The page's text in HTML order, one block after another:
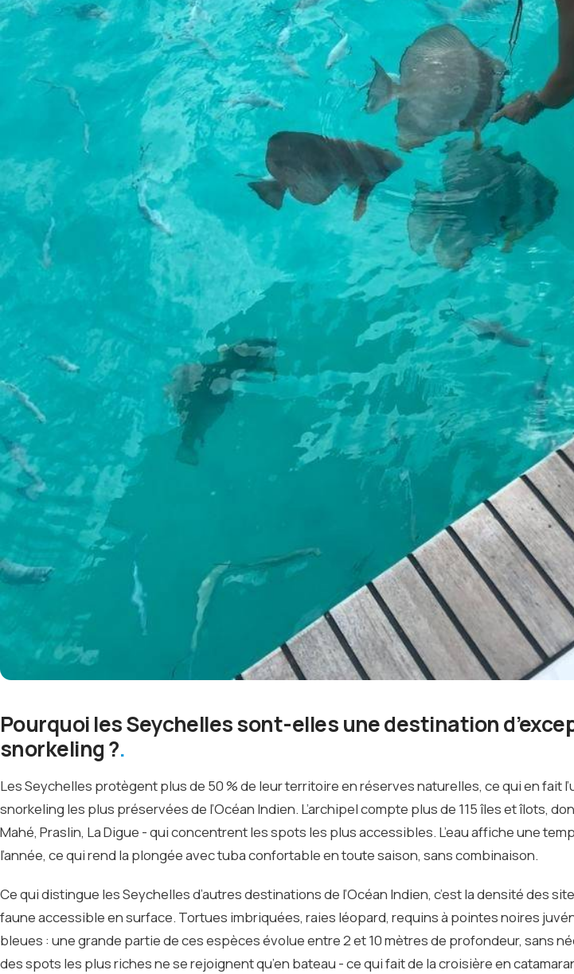
Pourquoi les Seychelles sont-elles une destination
snorkeling ?
Les Seychelles protègent plus de 50 % de leur territoire en réserves naturelles, ce qui en fait
snorkeling les plus préservées de l’Océan Indien. L’archipel compte plus de 115 îles et îlots,
Mahé, Praslin, La Digue - qui concentrent les spots les plus accessibles. L’eau affiche une
l’année, ce qui rend la plongée avec tuba confortable en toute saison, sans combinaison.
Ce qui distingue les Seychelles d’autres destinations de l’Océan Indien, c’est la densité des
faune accessible en surface. Tortues imbriquées, raies léopard, requins à pointes noires
bleues : une grande partie de ces espèces évolue entre 2 et 10 mètres de profondeur, sans
des spots les plus riches ne se rejoignent qu’en bateau - ce qui fait de la croisière en